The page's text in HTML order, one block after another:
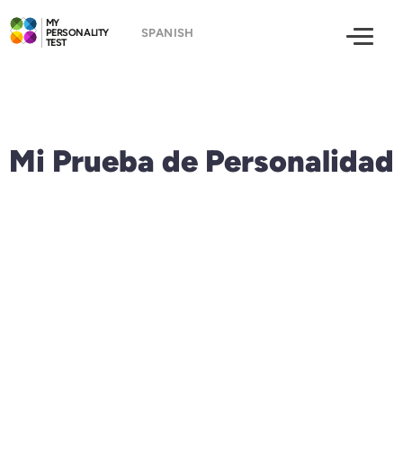
MY
PERSONALITY
TEST
Mi Prueba de Personalidad